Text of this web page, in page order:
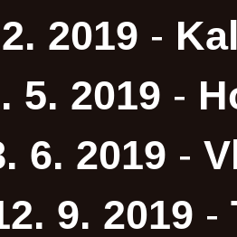
2019 -
5. 2019 -
6. 2019 -
9. 2019 -